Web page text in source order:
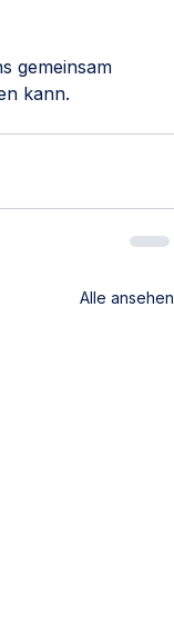
gemeinsam
kann.
Alle ansehen